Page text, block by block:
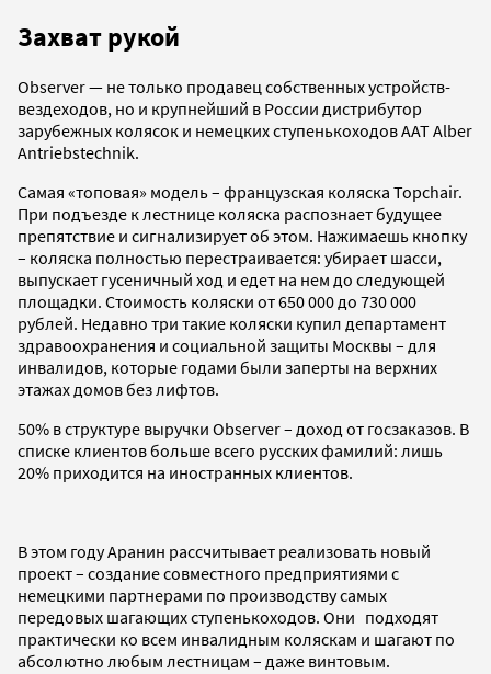
Захват рукой
Observer — не только продавец собственных устройств-
вездеходов, но и крупнейший в России дистрибутор
зарубежных колясок и немецких ступенькоходов AAT Alber
Antriebstechnik.
Самая «топовая» модель – французская коляска Topchair.
При подъезде к лестнице коляска распознает будущее
препятствие и сигнализирует об этом. Нажимаешь кнопку
– коляска полностью перестраивается: убирает шасси,
выпускает гусеничный ход и едет на нем до следующей
площадки. Стоимость коляски от 650 000 до 730 000
рублей. Недавно три такие коляски купил департамент
здравоохранения и социальной защиты Москвы – для
инвалидов, которые годами были заперты на верхних
этажах домов без лифтов.
50% в структуре выручки Observer – доход от госзаказов. В
списке клиентов больше всего русских фамилий: лишь
20% приходится на иностранных клиентов.
В этом году Аранин рассчитывает реализовать новый
проект – создание совместного предприятиями с
немецкими партнерами по производству самых
передовых шагающих ступенькоходов. Они подходят
практически ко всем инвалидным коляскам и шагают по
абсолютно любым лестницам – даже винтовым.